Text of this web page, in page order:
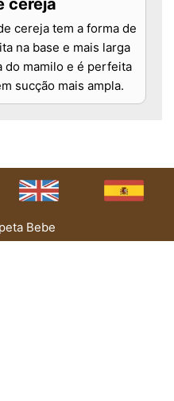
cereja
cereja tem a forma de
na base e mais larga
do mamilo e é perfeita
sucção mais ampla.
Bebe